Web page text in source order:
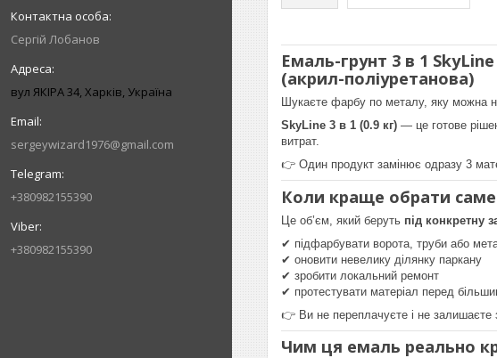
Сергій Лобанов
вул ЯКІРА 34, Харків, Україна
sergeywizard1976@gmail.com
+380982155390
+380982155390
Емаль-грунт 3 в 1
(акрил-поліуретанова)
Шукаєте фарбу по металу, яку можна
SkyLine 3 в 1 (0.9 кг) — це готове
витрат.
👉 Один продукт замінює одразу 3
Коли краще обрати саме
Це об’єм, який беруть під конкретну
✔ підфарбувати ворота, труби або
✔ оновити невелику ділянку паркану
✔ зробити локальний ремонт
✔ протестувати матеріал перед
👉 Ви не переплачуєте і не залишаєте
Чим ця емаль реально